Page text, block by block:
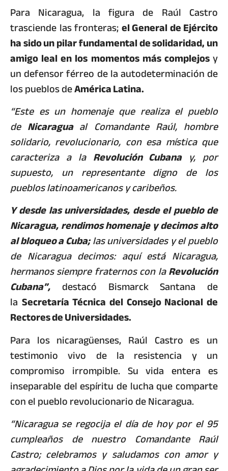
Para Nicaragua, la figura de Raúl Castro
trasciende las fronteras;el General de Ejército
ha sido un pilar fundamental de solidaridad, un
amigo leal en los momentos más complejosy
un defensor férreo de la autodeterminación de
los pueblos deAmérica Latina.
“Este es un homenaje que realiza el pueblo
de Nicaragua al Comandante Raúl, hombre
solidario, revolucionario, con esa mística que
caracteriza a la Revolución Cubanay, por
supuesto, un representante digno de los
pueblos latinoamericanos y caribeños.
Y desde las universidades, desde el pueblo de
Nicaragua, rendimos homenaje y decimos alto
al bloqueo a Cuba;las universidades y el pueblo
de Nicaragua decimos: aquí está Nicaragua,
hermanos siempre fraternos con laRevolución
Cubana”, destacó Bismarck Santana de
la Secretaría Técnica del Consejo Nacional de
Rectores de Universidades.
Para los nicaragüenses, Raúl Castro es un
testimonio vivo de la resistencia y un
compromiso irrompible. Su vida entera es
inseparable del espíritu de lucha que comparte
con el pueblo revolucionario de Nicaragua.
“Nicaragua se regocija el día de hoy por el 95
cumpleaños de nuestro Comandante Raúl
Castro; celebramos y saludamos con amor y